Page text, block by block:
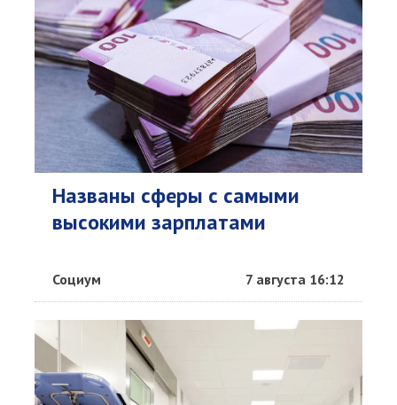
Названы сферы с самыми
высокими зарплатами
Социум 7 августа 16:12